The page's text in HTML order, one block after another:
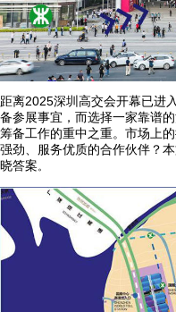
距离2025深圳高交会开幕已进
备参展事宜，而选择一家靠谱
筹备工作的重中之重。市场上
强劲、服务优质的合作伙伴？
晓答案。